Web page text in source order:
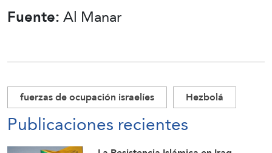
Fuente:Al Manar
fuerzas de ocupación israelíes Hezbolá
Publicaciones recientes